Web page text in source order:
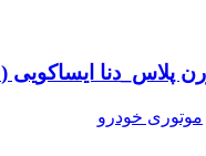
ایساکویی (1380405299)
موتوری خودرو